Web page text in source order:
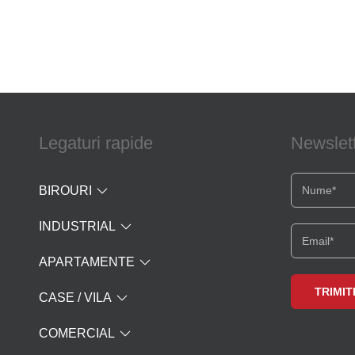
Legaturi rapide
BIROURI
INDUSTRIAL
APARTAMENTE
CASE / VILA
COMERCIAL